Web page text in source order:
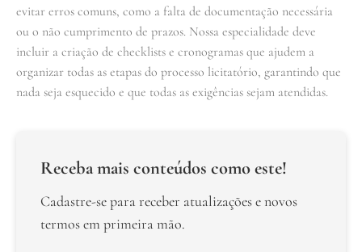
evitar erros comuns, como a falta de documentação necessária
ou o não cumprimento de prazos. Nossa especialidade deve
incluir a criação de checklists e cronogramas que ajudem a
organizar todas as etapas do processo licitatório, garantindo que
nada seja esquecido e que todas as exigências sejam atendidas.
Receba mais conteúdos como este!
Cadastre-se para receber atualizações e novos
termos em primeira mão.